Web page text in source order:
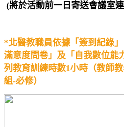
(將於活動前一日寄送會議室
*北醫教職員依據「簽到紀錄
滿意度問卷」及「自我數位能
列教育訓練時數1小時（教師
組-必修）